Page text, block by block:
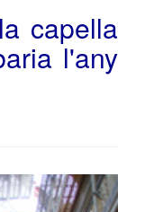
capella
l'any